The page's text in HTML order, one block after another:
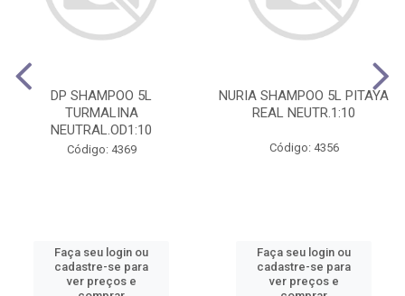
DP SHAMPOO 5L
TURMALINA
NEUTRAL.OD1:10
Código: 4369
Faça seu login ou
cadastre-se para
ver preços e
NURIA SHAMPOO 5L PITAYA
REAL NEUTR.1:10
Código: 4356
Faça seu login ou
cadastre-se para
ver preços e